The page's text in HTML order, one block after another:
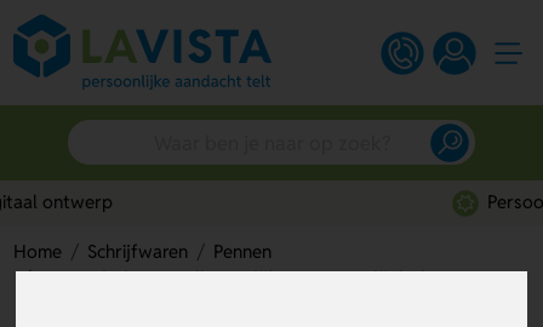
Home Schrijfwaren
Pennen
Leopard Clean Antibacteriële Pen – Hygiënisch en